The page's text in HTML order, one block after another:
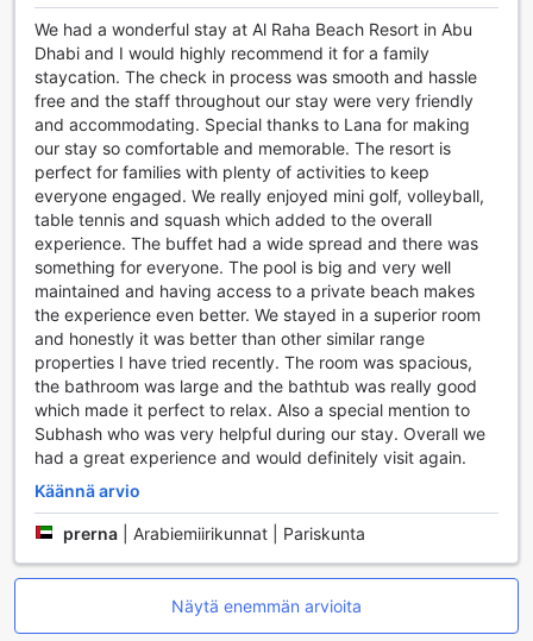
tarjoavat mahdollisuuden nauttia virkistäviä juomia, kun
taas kahvin- ja teenvalmistusvälineet sekä ilmaiset
pullotetut vedet varmistavat, että vieraat pysyvät hyvin
nesteytettyinä. Huoneet on sisustettu tyylikkäillä
liinavaatteilla ja pyyhkeillä, ja ne tarjoavat myös
mukautettavat pimennysverhot, jotka takaavat rauhallisen
yöunen. Erityisesti erillinen olohuone lisää tilan tuntua ja
tarjoaa täydellisen paikan rentoutumiseen tai vierailijoiden
viihdyttämiseen.
Ruokailumahdollisuudet Al Raha Beach Resort & Spa:ssa
Al Raha Beach Resort & Spa tarjoaa vierailleen
unohtumattoman ruokailukokemuksen, joka vie
makunautinnot uusiin ulottuvuuksiin. Hotellin ravintola
tarjoaa laajan valikoiman herkullisia ruokia, jotka on
valmistettu tuoreista ja korkealaatuisista raaka-aineista.
Aamiaisbuffet on täydellinen tapa aloittaa päivä, ja se
tarjoaa monia vaihtoehtoja, kuten maukkaita
tyydyttävät erilaiset makumieltymykset.
Lisäksi hotellissa on tarjolla 24 tunnin huonepalvelu, joka
mahdollistaa herkullisten aterioiden nauttimisen omassa
rauhassa. Halal-ruokailuvaihtoehdot varmistavat, että
turvallisesti ja mukavasti. Olitpa sitten nauttimassa
We had a wonderful stay at Al Raha Beach Resort in Abu
Dhabi and I would highly recommend it for a family
staycation. The check in process was smooth and hassle
free and the staff throughout our stay were very friendly
and accommodating. Special thanks to Lana for making
our stay so comfortable and memorable. The resort is
perfect for families with plenty of activities to keep
everyone engaged. We really enjoyed mini golf, volleyball,
table tennis and squash which added to the overall
experience. The buffet had a wide spread and there was
something for everyone. The pool is big and very well
maintained and having access to a private beach makes
the experience even better. We stayed in a superior room
and honestly it was better than other similar range
properties I have tried recently. The room was spacious,
the bathroom was large and the bathtub was really good
which made it perfect to relax. Also a special mention to
Subhash who was very helpful during our stay. Overall we
had a great experience and would definitely visit again.
Käännä arvio
prerna Arabiemiirikunnat | Pariskunta
Näytä enemmän arvioita